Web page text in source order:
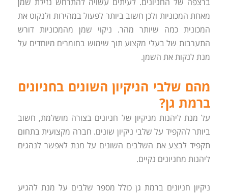
מאחת המכוניות ולכן חשוב ביותר לפעול במהירות ולנקוט את
המכונית כמה שיותר מהר. ניקוי שמן מהמכוניות דורש
התערבות של בעלי מקצוע תוך שימוש בחומרים מיוחדים על
מנת לנקות את השמן.
מהם שלבי הניקיון השונים בחניונים
ברמת גן?
על מנת ליהנות מניקיון של חניונים בצורה מושלמת, חשוב
ביותר להקפיד על שלבי ניקיון שונים. חברה מקצועית בתחום
תקפיד לבצע את השלבים השונים על מנת לאפשר לנהגים
ליהנות מחניונים נקיים.
ניקיון חניונים ברמת גן כולל מספר שלבים על מנת להגיע